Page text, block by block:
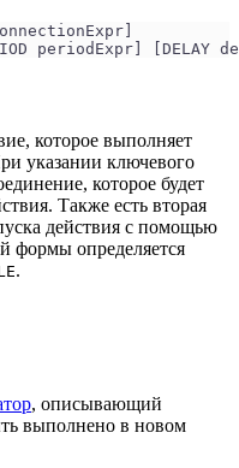
periodExpr] [DELAY
которое выполняет
указании ключевого
которое будет
Также есть вторая
действия с помощью
формы определяется
.
, описывающий
выполнено в новом